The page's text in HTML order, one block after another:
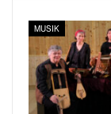
MUSIK